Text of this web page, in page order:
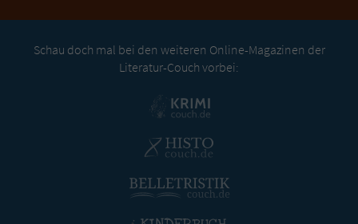
Schau doch mal bei den weiteren Online-Magazinen der
Literatur-Couch vorbei: